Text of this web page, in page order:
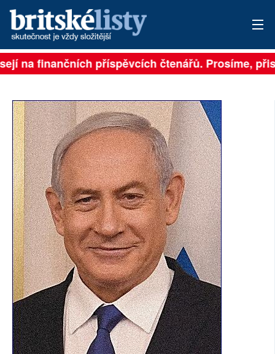
PŘIHLÁSIT
ARCHIV
ROZHOVORY
TÉMATA
NEJČTENĚJŠÍ ZA 7 DNÍ
AUTOŘI
PŘÍSPĚVKY NA PROVOZ
SOCIÁLNÍ SÍTĚ
RUBRIKY
PLNÁ VERZE STRÁNEK
na finančních příspěvcích čtenářů. Prosíme,